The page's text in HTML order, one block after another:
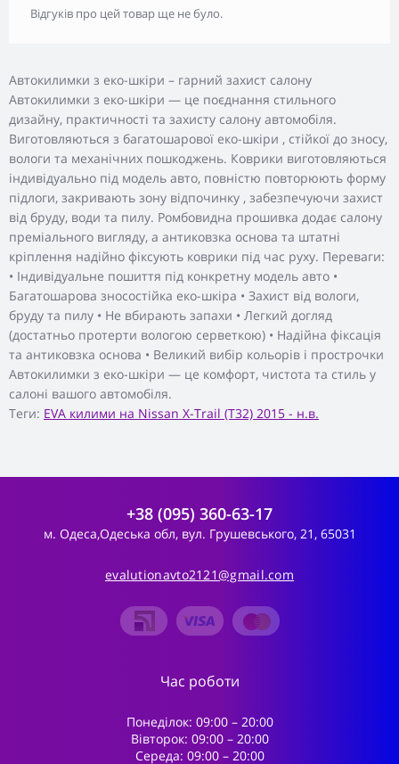
Автокилимки з еко-шкіри – гарний захист салону
Автокилимки з еко-шкіри — це поєднання стильного
дизайну, практичності та захисту салону автомобіля.
Виготовляються з багатошарової еко-шкіри , стійкої до зносу,
вологи та механічних пошкоджень. Коврики виготовляються
індивідуально під модель авто, повністю повторюють форму
підлоги, закривають зону відпочинку , забезпечуючи захист
від бруду, води та пилу. Ромбовидна прошивка додає салону
преміального вигляду, а антиковзка основа та штатні
кріплення надійно фіксують коврики під час руху. Переваги:
• Індивідуальне пошиття під конкретну модель авто •
Багатошарова зносостійка еко-шкіра • Захист від вологи,
бруду та пилу • Не вбирають запахи • Легкий догляд
(достатньо протерти вологою серветкою) • Надійна фіксація
та антиковзка основа • Великий вибір кольорів і прострочки
Автокилимки з еко-шкіри — це комфорт, чистота та стиль у
салоні вашого автомобіля.
Теги: EVA килими на Nissan X-Trail (T32) 2015 - н.в.
Відгуків про цей товар ще не було.
+38 (095) 360-63-17
м. Одеса,Одеська обл, вул. Грушевського, 21, 65031
evalutionavto2121@gmail.com
Час роботи
Понеділок: 09:00 – 20:00
Вівторок: 09:00 – 20:00
Середа: 09:00 – 20:00